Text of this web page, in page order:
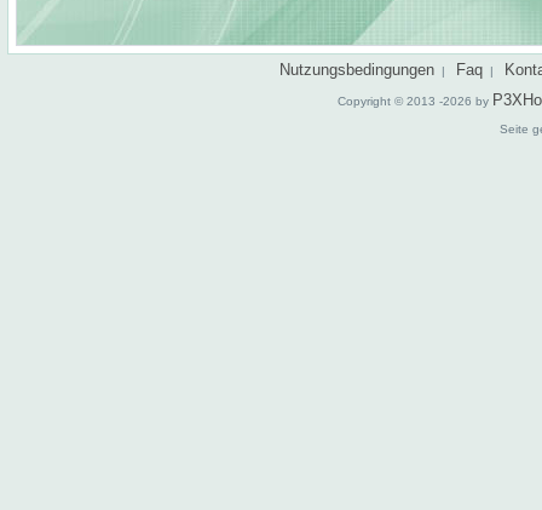
Nutzungsbedingungen | Faq |
Copyright © 2013 -2026 by
Seite